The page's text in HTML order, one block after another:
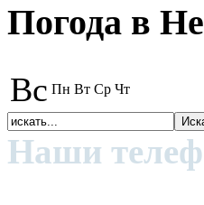
Погода в
Вс Пн Вт Ср Чт
Наши